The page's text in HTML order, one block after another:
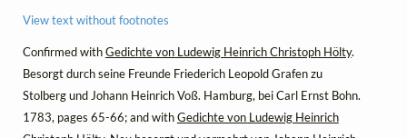
View text without footnotes
Confirmed withGedichte von Ludewig Heinrich Christoph Hölty.
Besorgt durch seine Freunde Friederich Leopold Grafen zu
Stolberg und Johann Heinrich Voß. Hamburg, bei Carl Ernst Bohn.
1783, pages 65-66; and withGedichte von Ludewig Heinrich